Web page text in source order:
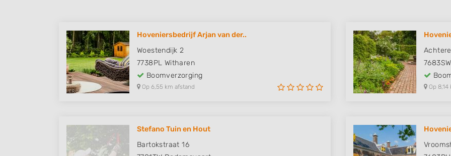
Hoveniersbedrijf Arjan van der..
Woestendijk 2
7738PL Witharen
Boomverzorging
Op 6,55 km afstand
7683SW
Op
Stefano Tuin en Hout
Bartokstraat 16